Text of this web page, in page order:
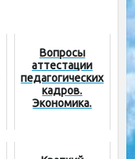
Вопросы
аттестации
педагогических
кадров.
Экономика.